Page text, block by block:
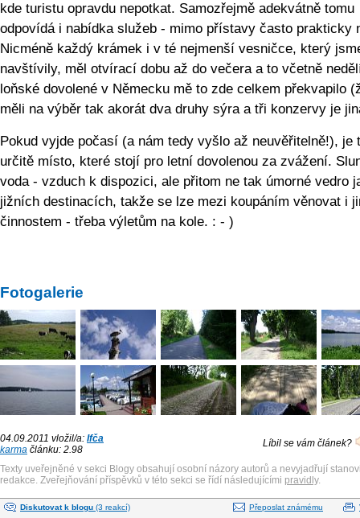
kde turistu opravdu nepotkat. Samozřejmě adekvátně tomu
odpovídá i nabídka služeb - mimo přístavy často prakticky
Nicméně každý krámek i v té nejmenší vesničce, který
navštívily, měl otvírací dobu až do večera a to včetně
loňské dovolené v Německu mě to zde celkem překvapilo
měli na výběr tak akorát dva druhy sýra a tři konzervy je
Pokud vyjde počasí (a nám tedy vyšlo až neuvěřitelně!), je
určitě místo, které stojí pro letní dovolenou za zvážení.
voda - vzduch k dispozici, ale přitom ne tak úmorné vedro
jižních destinacích, takže se lze mezi koupáním věnovat i
činnostem - třeba výletům na kole. : - )
Fotogalerie
04.09.2011 vložil/a: Ifča
karma článku: 2.98
Líbil se vám článek?
Texty uveřejněné v sekci Blogy obsahují osobní názory autorů a nevyjadřují
redakce. Zveřejňování příspěvků v této sekci se řídí následujícími pravidly.
Diskutovat k blogu (3 reakcí) Přeposlat známému